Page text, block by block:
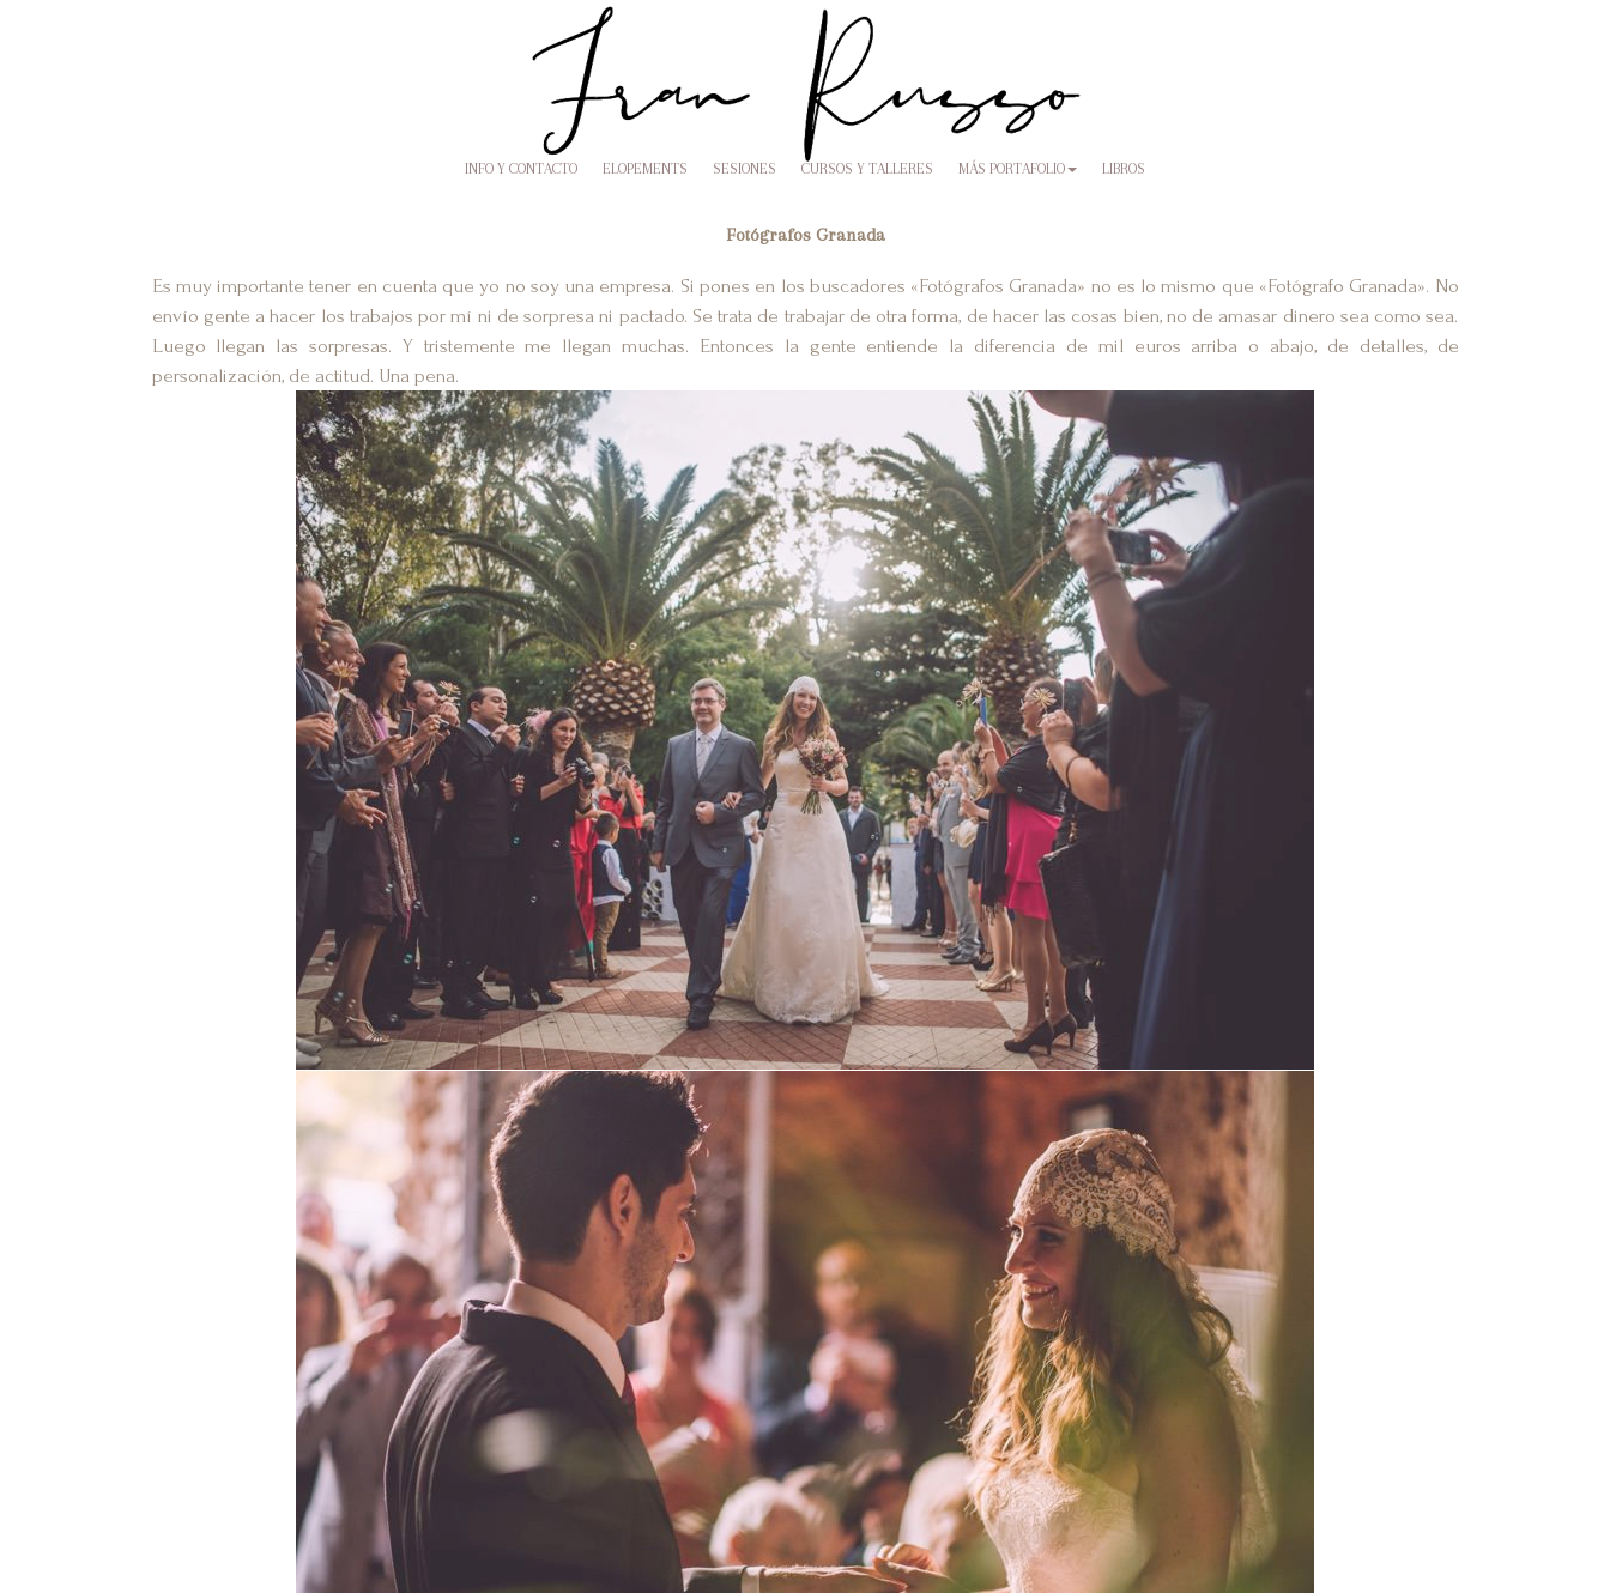
INFO Y CONTACTO ELOPEMENTS SESIONES CURSOS Y TALLERES MÁS PORTAFOLIO LIBROS
Fotógrafos Granada
Es muy importante tener en cuenta que yo no soy una empresa. Si pones en los buscadores «Fotógrafos Granada» no es lo mismo que «Fotógrafo Granada». No
envío gente a hacer los trabajos por mí ni de sorpresa ni pactado. Se trata de trabajar de otra forma, de hacer las cosas bien, no de amasar dinero sea como sea.
Luego llegan las sorpresas. Y tristemente me llegan muchas. Entonces la gente entiende la diferencia de mil euros arriba o abajo, de detalles, de
personalización, de actitud. Una pena.